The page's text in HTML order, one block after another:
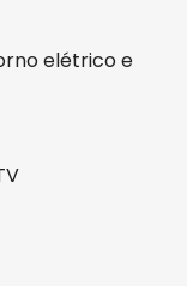
elétrico e